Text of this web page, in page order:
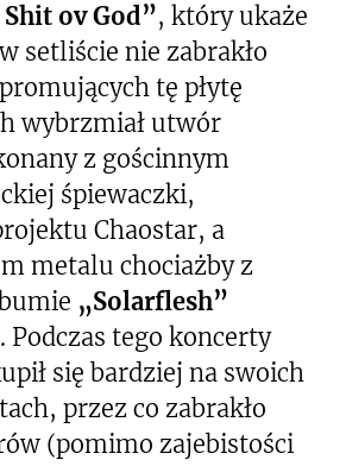
Shit ov God”, który ukaże
setliście nie zabrakło
tę płytę
wybrzmiał utwór
z gościnnym
śpiewaczki,
Chaostar, a
metalu chociażby z
„Solarflesh”
Podczas tego koncerty
się bardziej na swoich
przez co zabrakło
(pomimo zajebistości